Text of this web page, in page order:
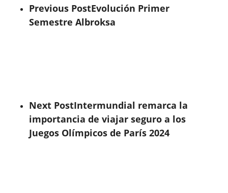
Previous PostEvolución Primer
Semestre Albroksa
Next PostIntermundial remarca la
importancia de viajar seguro a los
Juegos Olímpicos de París 2024